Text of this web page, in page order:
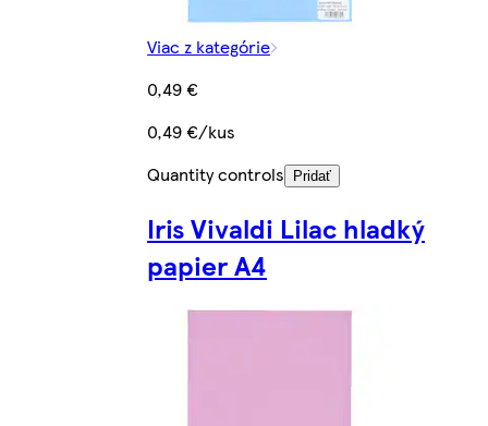
Viac z kategórie
0,49 €
0,49 €/kus
Quantity controls
Pridať
Iris Vivaldi Lilac hladký
papier A4